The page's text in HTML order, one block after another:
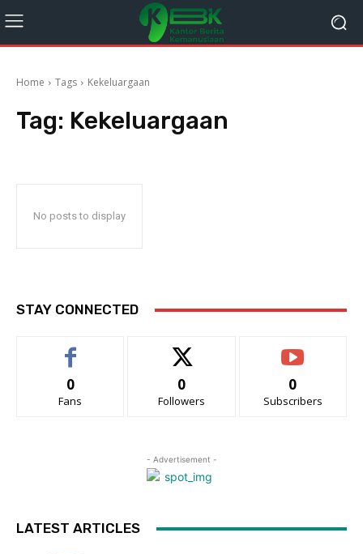
Home Tags Kekeluargaan
Tag: Kekeluargaan
No posts to display
STAY CONNECTED
0
Fans
0
Followers
0
Subscribers
- Advertisement -
LATEST ARTICLES